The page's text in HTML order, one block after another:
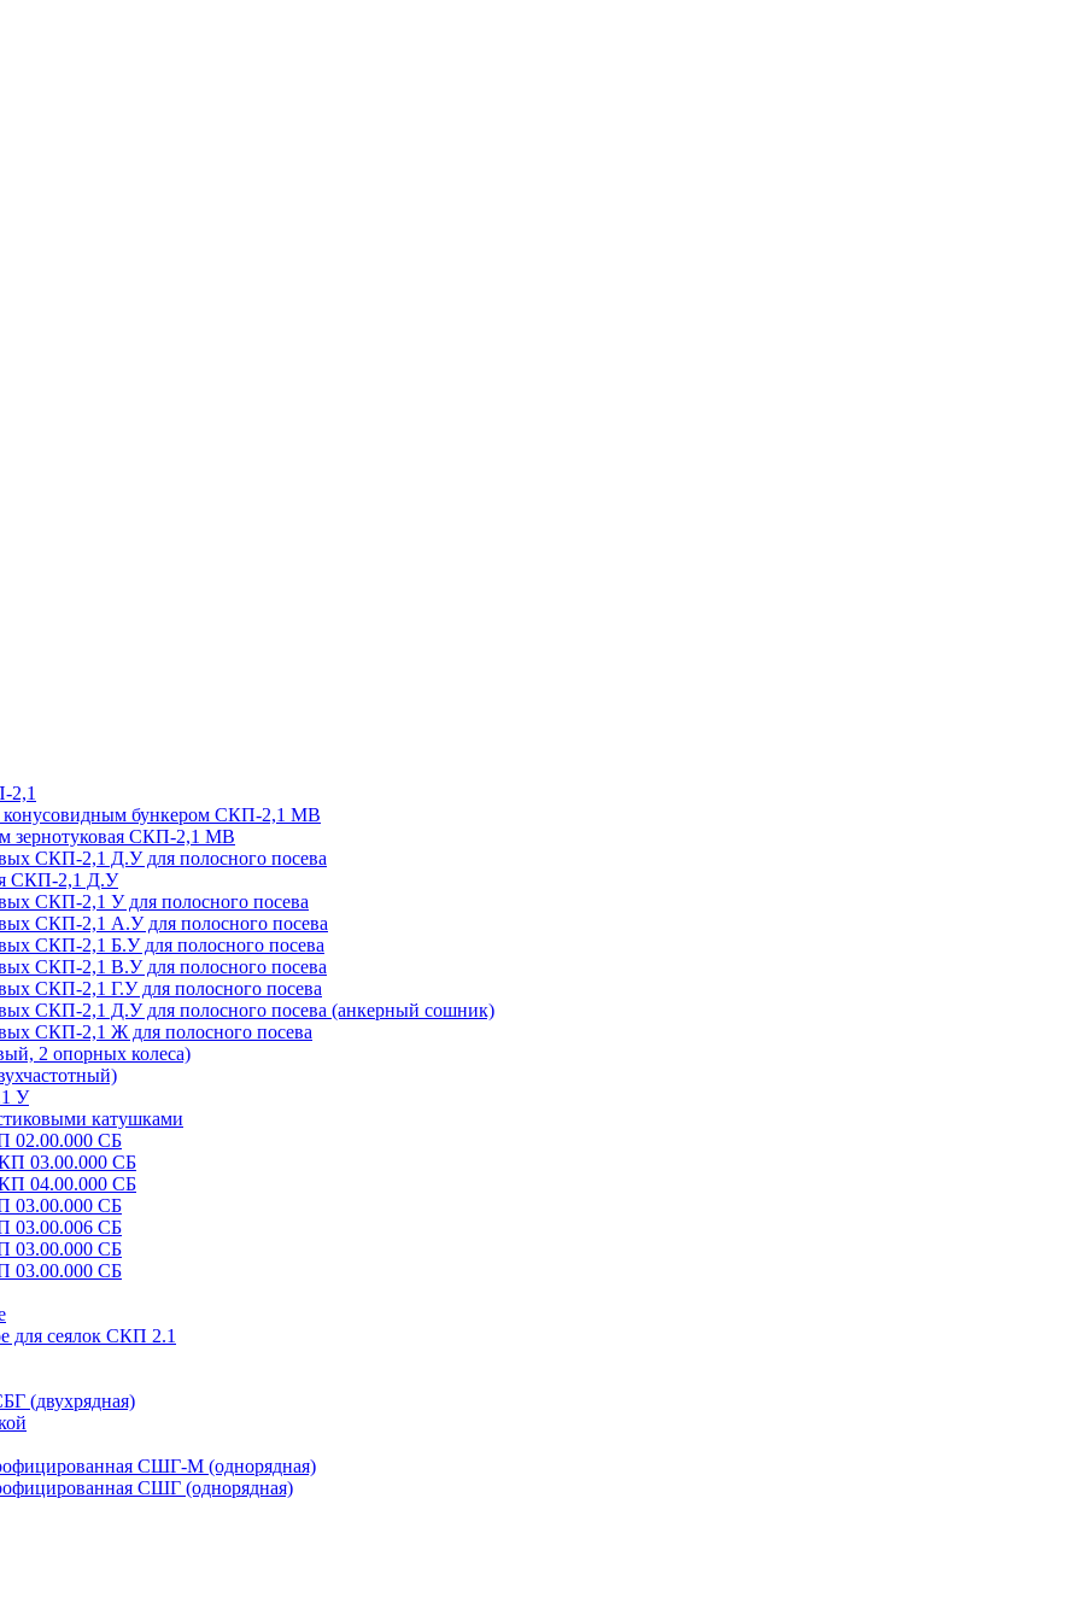
2,1
конусовидным бункером СКП-2,1 МВ
зернотуковая СКП-2,1 МВ
СКП-2,1 Д.У для полосного посева
СКП-2,1 Д.У
СКП-2,1 У для полосного посева
СКП-2,1 А.У для полосного посева
СКП-2,1 Б.У для полосного посева
СКП-2,1 В.У для полосного посева
СКП-2,1 Г.У для полосного посева
СКП-2,1 Д.У для полосного посева (анкерный сошник)
СКП-2,1 Ж для полосного посева
2 опорных колеса)
У
катушками
02.00.000 СБ
03.00.000 СБ
04.00.000 СБ
03.00.000 СБ
03.00.006 СБ
03.00.000 СБ
03.00.000 СБ
для сеялок СКП 2.1
(двухрядная)
СШГ-М (однорядная)
СШГ (однорядная)